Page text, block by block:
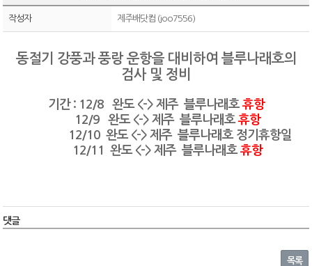
작성자 제주배닷컴 (joo7556)
동절기 강풍과 풍랑 운항을 대비하여 블루나래호의
검사 및 정비
기간 : 12/8 완도 <-> 제주 블루나래호휴항
12/9 완도 <-> 제주 블루나래호휴항
12/10 완도 <-> 제주 블루나래호 정기휴항일
12/11 완도 <-> 제주 블루나래호휴항
댓글
목록